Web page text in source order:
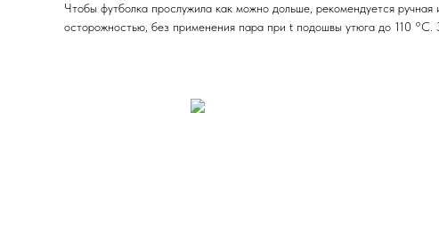
Чтобы футболка прослужила как можно дольше, рекомендуется
осторожностью, без применения пара при t подошвы утюга до 110 °С.